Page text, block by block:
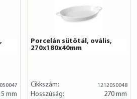
mm
Porcelán sütőtál, ovális,
270x180x40mm
Cikkszám: 1212050048
Hosszúság: 270 mm